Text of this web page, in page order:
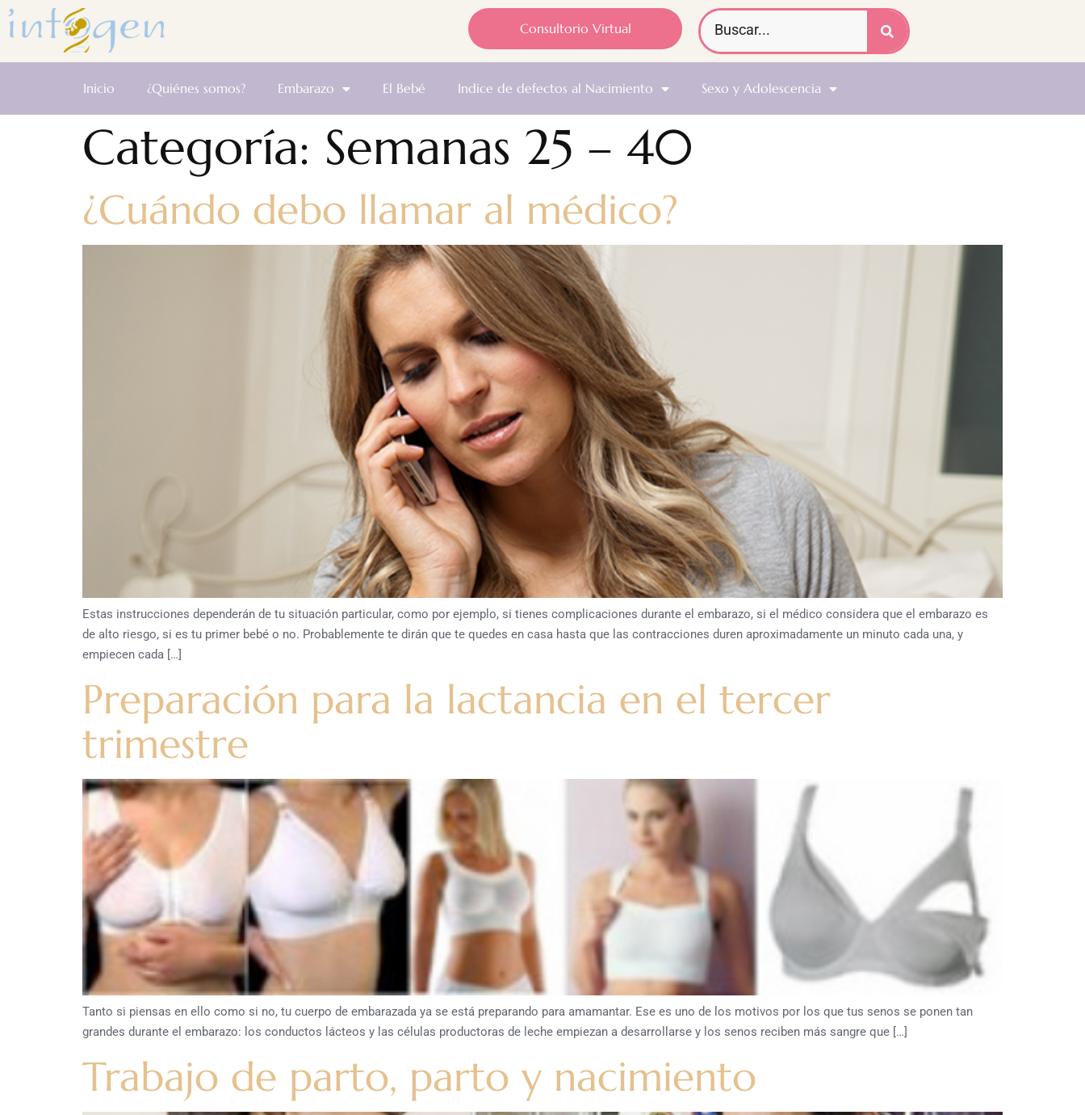
Consultorio Virtual
Inicio ¿Quiénes somos? Embarazo El Bebé Indice de defectos al Nacimiento Sexo y Adolescencia
Categoría: Semanas 25 – 40
¿Cuándo debo llamar al médico?
Estas instrucciones dependerán de tu situación particular, como por ejemplo, si tienes complicaciones durante el embarazo, si el médico considera que el embarazo es
de alto riesgo, si es tu primer bebé o no. Probablemente te dirán que te quedes en casa hasta que las contracciones duren aproximadamente un minuto cada una, y
empiecen cada […]
Preparación para la lactancia en el tercer
trimestre
Tanto si piensas en ello como si no, tu cuerpo de embarazada ya se está preparando para amamantar. Ese es uno de los motivos por los que tus senos se ponen tan
grandes durante el embarazo: los conductos lácteos y las células productoras de leche empiezan a desarrollarse y los senos reciben más sangre que […]
Trabajo de parto, parto y nacimiento